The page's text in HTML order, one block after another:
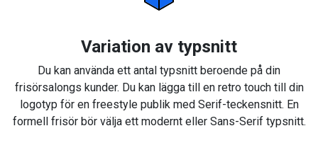
Variation av typsnitt
Du kan använda ett antal typsnitt beroende på din
frisörsalongs kunder. Du kan lägga till en retro touch till din
logotyp för en freestyle publik med Serif-teckensnitt. En
formell frisör bör välja ett modernt eller Sans-Serif typsnitt.